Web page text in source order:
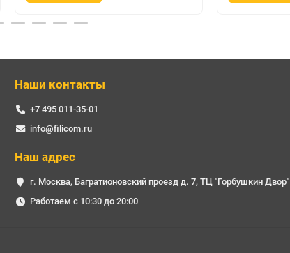
Наши контакты
+7 495 011-35-01
info@filicom.ru
Наш адрес
г. Москва, Багратионовский проезд д. 7, ТЦ "Горбушкин Двор"
Работаем с 10:30 до 20:00